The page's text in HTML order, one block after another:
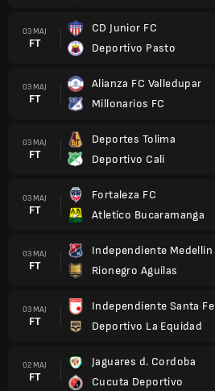
03 MAJ
FT
CD Junior FC
Deportivo Pasto
03 MAJ
FT
Alianza FC Valledupar
Millonarios FC
03 MAJ
FT
Deportes Tolima
Deportivo Cali
03 MAJ
FT
Fortaleza FC
Atletico Bucaramanga
03 MAJ
FT
Independiente Medellin
Rionegro Aguilas
03 MAJ
FT
Independiente Santa Fe
Deportivo La Equidad
02 MAJ
FT
Jaguares d. Cordoba
Cucuta Deportivo